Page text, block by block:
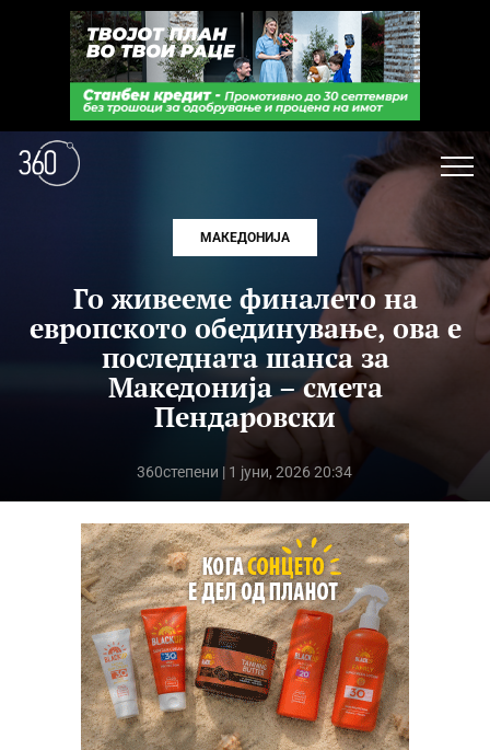
МАКЕДОНИЈА
Го живееме финалето на
европското обединување, ова е
последната шанса за
Македонија – смета
Пендаровски
360степени | 1 јуни, 2026 20:34